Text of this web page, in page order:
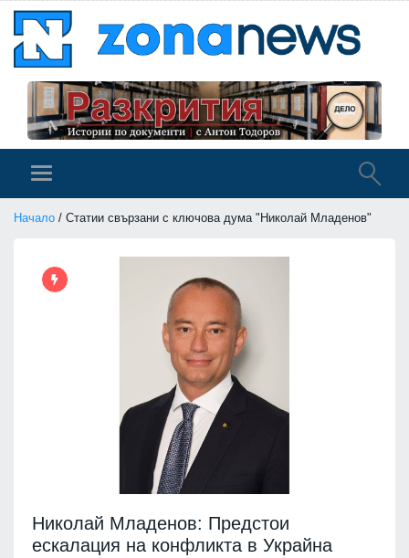
Начало / Статии свързани с ключова дума "Николай Младенов"
Николай Младенов: Предстои
ескалация на конфликта в Украйна